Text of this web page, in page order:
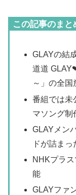
この記事のまと
GLAYの結
道道
～」の全国
番組では未
マソング制
GLAYメン
ドが詰ま
NHKプラ
能
GLAYファ